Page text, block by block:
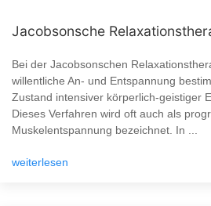
Jacobsonsche
Bei der Jacobsonschen
willentliche An- und Entspannung
Zustand intensiver körperlich-geistiger
Dieses Verfahren wird oft auch als
Muskelentspannung bezeichnet. In ...
weiterlesen